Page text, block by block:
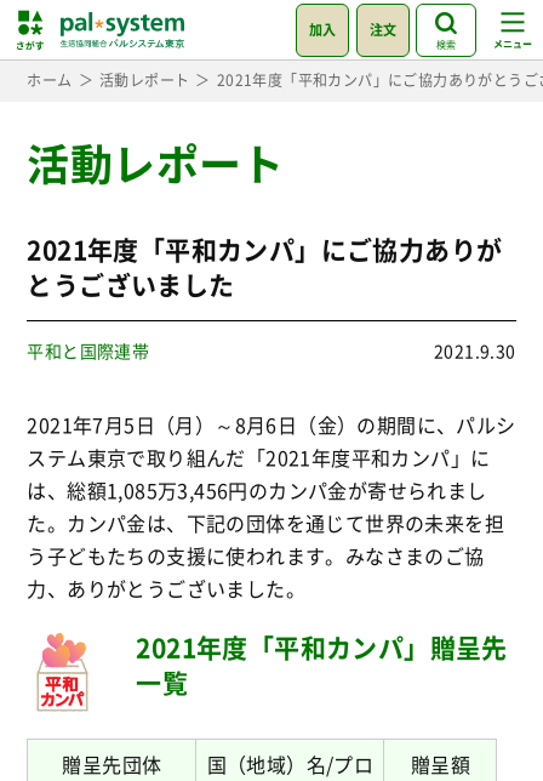
加入 注文
検索
ホーム 活動レポート 2021年度「平和カンパ」にご協力ありがとうご
活動レポート
2021年度「平和カンパ」にご協力ありが
とうございました
平和と国際連帯 2021.9.30
2021年7月5日（月）～8月6日（金）の期間に、パルシ
ステム東京で取り組んだ「2021年度平和カンパ」に
は、総額1,085万3,456円のカンパ金が寄せられまし
た。カンパ金は、下記の団体を通じて世界の未来を担
う子どもたちの支援に使われます。みなさまのご協
力、ありがとうございました。
2021年度「平和カンパ」贈呈先
一覧
贈呈先団体
国（地域）名/プロ
贈呈額